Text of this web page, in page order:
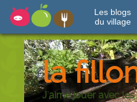
Les blogs
du village
la
J'aime jouer avec